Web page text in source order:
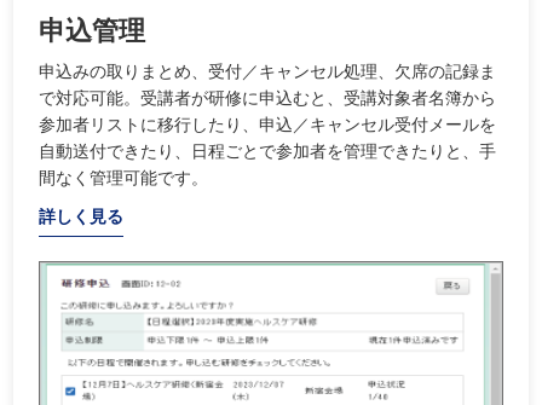
申込管理
申込みの取りまとめ、受付／キャンセル処理、欠席の記録ま
で対応可能。受講者が研修に申込むと、受講対象者名簿から
参加者リストに移行したり、申込／キャンセル受付メールを
自動送付できたり、日程ごとで参加者を管理できたりと、手
間なく管理可能です。
詳しく見る